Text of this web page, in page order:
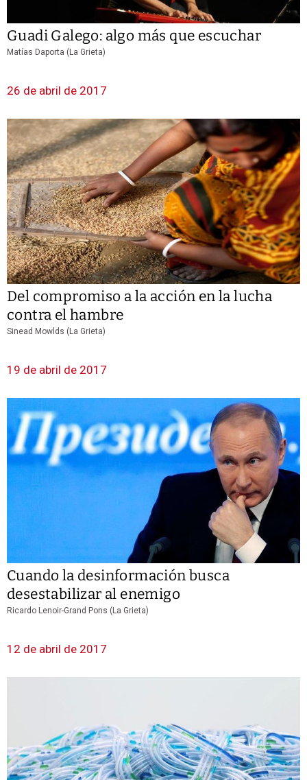
Guadi Galego: algo más que escuchar
Matías Daporta (La Grieta)
26 de abril de 2017
Del compromiso a la acción en la lucha
contra el hambre
Sinead Mowlds (La Grieta)
19 de abril de 2017
Cuando la desinformación busca
desestabilizar al enemigo
Ricardo Lenoir-Grand Pons (La Grieta)
12 de abril de 2017